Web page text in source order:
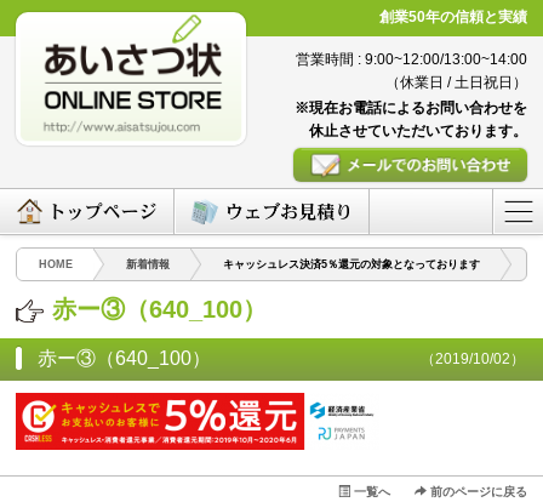
創業50年の信頼と実績
営業時間 : 9:00~12:00/13:00~14:00
（休業日 / 土日祝日）
※現在お電話によるお問い合わせを
休止させていただいております。
HOME 新着情報 キャッシュレス決済5％還元の対象となっております
赤ー③（640_100）
赤ー③（640_100） （2019/10/02）
一覧へ 前のページに戻る